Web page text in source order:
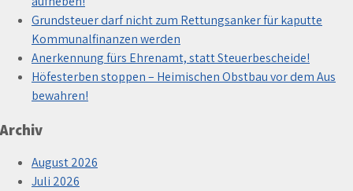
Grundsteuer darf nicht zum Rettungsanker für kaputte
Kommunalfinanzen werden
Anerkennung fürs Ehrenamt, statt Steuerbescheide!
Höfesterben stoppen – Heimischen Obstbau vor dem Aus
bewahren!
Archiv
August 2026
Juli 2026